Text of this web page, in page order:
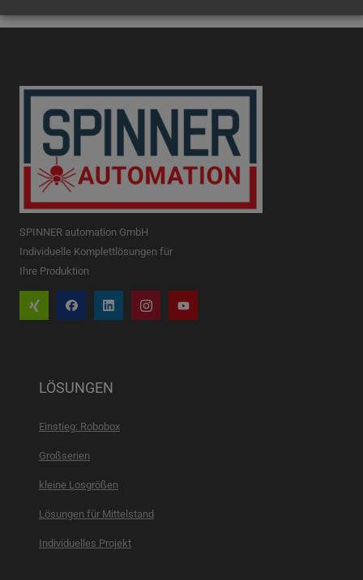
SPINNER automation GmbH
Individuelle Komplettlösungen für
Ihre Produktion
LÖSUNGEN
Einstieg: Robobox
Großserien
kleine Losgrößen
Lösungen für Mittelstand
Individuelles Projekt